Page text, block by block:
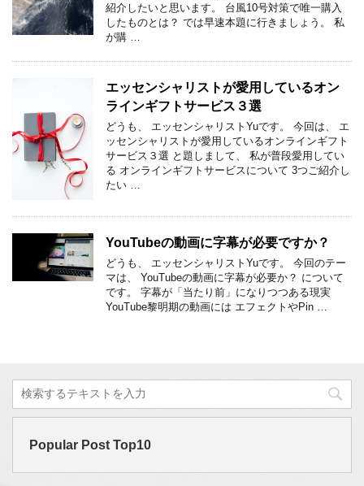
紹介したいと思います。 台風10号対策で唯一購入
したものとは？ では早速本題に行きましょう。 私
が購 …
エッセンシャリストが愛用しているオン
ラインギフトサービス３選
どうも、 エッセンシャリストYuです。 今回は、 エ
ッセンシャリストが愛用しているオンラインギフト
サービス３選 と題しまして、 私が普段愛用してい
る オンラインギフトサービスについて 3つご紹介し
たい …
YouTubeの動画に字幕が必要ですか？
どうも、 エッセンシャリストYuです。 今回のテー
マは、 YouTubeの動画に字幕が必要か？ について
です。 字幕が「当たり前」になりつつある現実
YouTube黎明期の動画には エフェクトやPin …
Popular Post Top10